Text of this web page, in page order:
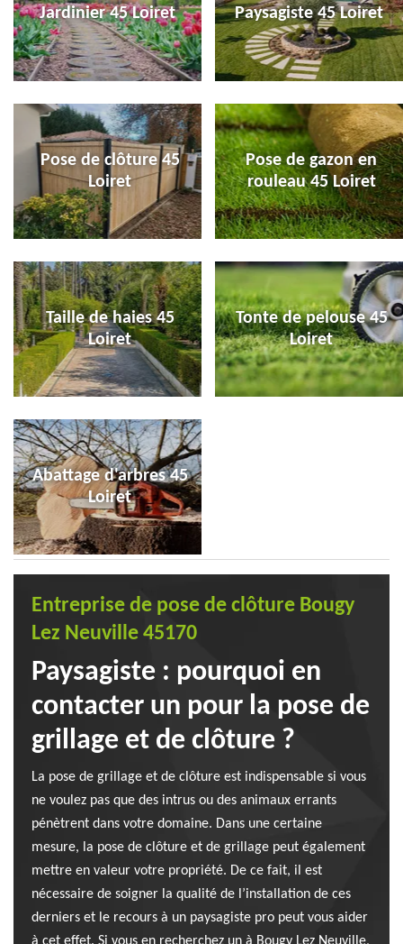
Jardinier 45 Loiret Paysagiste 45 Loiret
Pose de clôture 45
Loiret
Pose de gazon en
rouleau 45 Loiret
Taille de haies 45
Loiret
Tonte de pelouse 45
Loiret
Abattage d'arbres 45
Loiret
Entreprise de pose de clôture Bougy
Lez Neuville 45170
Paysagiste : pourquoi en
contacter un pour la pose de
grillage et de clôture ?
La pose de grillage et de clôture est indispensable si vous
ne voulez pas que des intrus ou des animaux errants
pénètrent dans votre domaine. Dans une certaine
mesure, la pose de clôture et de grillage peut également
mettre en valeur votre propriété. De ce fait, il est
nécessaire de soigner la qualité de l’installation de ces
derniers et le recours à un paysagiste pro peut vous aider